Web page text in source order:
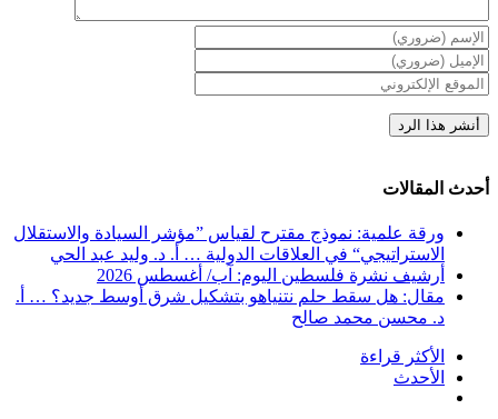
أحدث المقالات
ورقة علمية: نموذج مقترح لقياس ”مؤشر السيادة والاستقلال
الاستراتيجي“ في العلاقات الدولية … أ. د. وليد عبد الحي
أرشيف نشرة فلسطين اليوم: آب/ أغسطس 2026
مقال: هل سقط حلم نتنياهو بتشكيل شرق أوسط جديد؟ … أ.
د. محسن محمد صالح
الأكثر قراءة
الأحدث